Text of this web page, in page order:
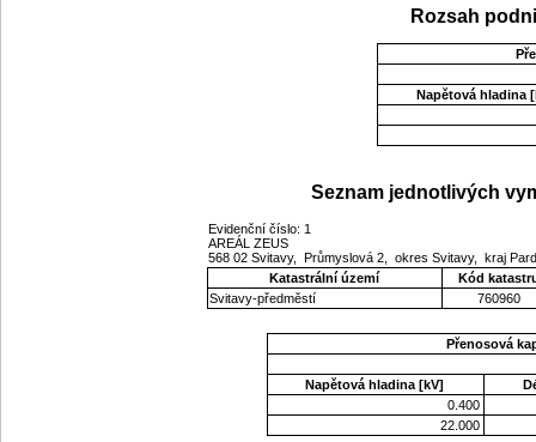
Rozsah
Napětová hladina
Seznam jednotlivých
Evidenční číslo: 1
AREÁL ZEUS
568 02 Svitavy, Průmyslová 2, okres Svitavy, kraj
Katastrální území
Kód
Svitavy-předměstí
760960
Přenosová
Napětová hladina [kV]
0.400
22.000